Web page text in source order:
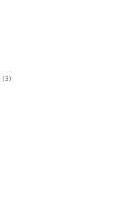
(3)